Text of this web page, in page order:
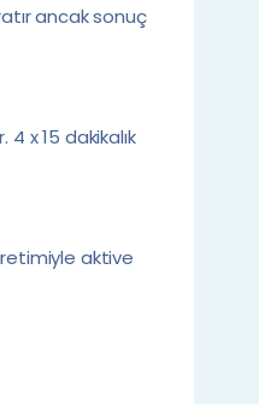
ancak sonuç
4 x 15 dakikalık
aktive